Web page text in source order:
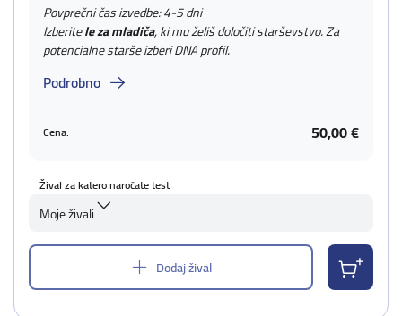
Povprečni čas izvedbe: 4-5 dni
Izberitele za mladiča, ki mu želiš določiti starševstvo. Za
potencialne starše izberi DNA profil.
Podrobno
Cena: 50,00 €
Žival za katero naročate test
Moje živali
Dodaj žival